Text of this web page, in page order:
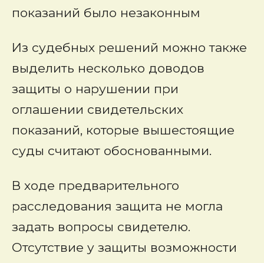
показаний было незаконным
Из судебных решений можно также
выделить несколько доводов
защиты о нарушении при
оглашении свидетельских
показаний, которые вышестоящие
суды считают обоснованными.
В ходе предварительного
расследования защита не могла
задать вопросы свидетелю.
Отсутствие у защиты возможности